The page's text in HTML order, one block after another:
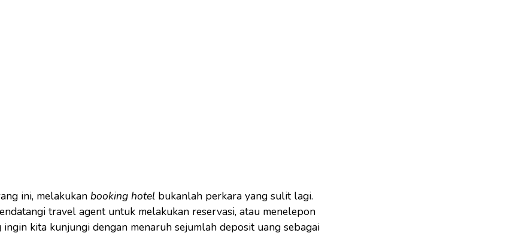
ini, melakukan booking hotelbukanlah perkara yang sulit lagi.
travel agent untuk melakukan reservasi, atau menelepon
kita kunjungi dengan menaruh sejumlah deposit uang sebagai